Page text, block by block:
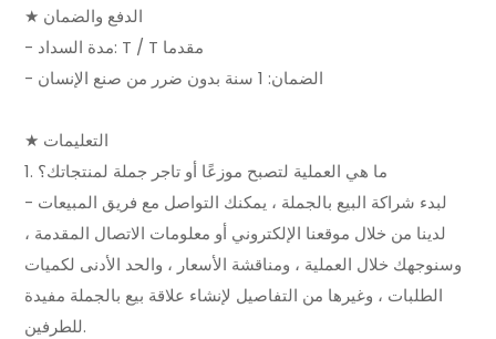
★ الدفع والضمان
- مدة السداد: T / T مقدما
- الضمان: 1 سنة بدون ضرر من صنع الإنسان
★ التعليمات
1. ما هي العملية لتصبح موزعًا أو تاجر جملة لمنتجاتك؟
- لبدء شراكة البيع بالجملة ، يمكنك التواصل مع فريق المبيعات
لدينا من خلال موقعنا الإلكتروني أو معلومات الاتصال المقدمة ،
وسنوجهك خلال العملية ، ومناقشة الأسعار ، والحد الأدنى لكميات
الطلبات ، وغيرها من التفاصيل لإنشاء علاقة بيع بالجملة مفيدة
للطرفين.